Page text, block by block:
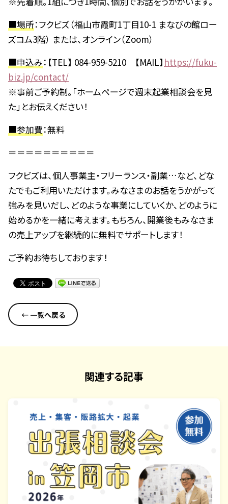
■場所：フクビズ（福山市霞町1丁目10-1 まなびの館ロー
ズコム3階） または、オンライン（Zoom）
■申込み：【TEL】 084-959-5210 【MAIL】 https://fuku-
biz.jp/contact/
※事前ご予約制。「ホームページで週末起業相談会を見
た」とお伝えください！
■参加費：無料
＝＝＝＝＝＝＝＝＝＝
フクビズは、個人事業主・フリーランス・副業…など、どな
たでもご利用いただけます。みなさまのお話をうかがって
強みを見いだし、どのような事業にしていくか、どのように
始めるかを一緒に考えます。もちろん、開業後もみなさま
の売上アップを継続的に無料でサポートします！
ご予約お待ちしております！
← 一覧へ戻る
関連する記事